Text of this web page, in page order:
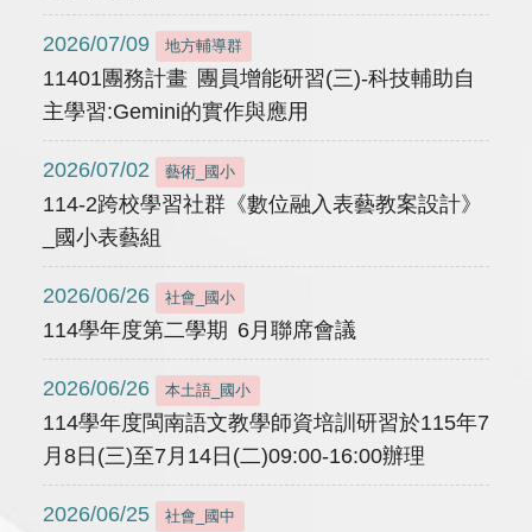
2026/07/09 地方輔導群
11401團務計畫 團員增能研習(三)-科技輔助自
主學習:Gemini的實作與應用
2026/07/02 藝術_國小
114-2跨校學習社群《數位融入表藝教案設計》
_國小表藝組
2026/06/26 社會_國小
114學年度第二學期 6月聯席會議
2026/06/26 本土語_國小
114學年度閩南語文教學師資培訓研習於115年7
月8日(三)至7月14日(二)09:00-16:00辦理
2026/06/25 社會_國中